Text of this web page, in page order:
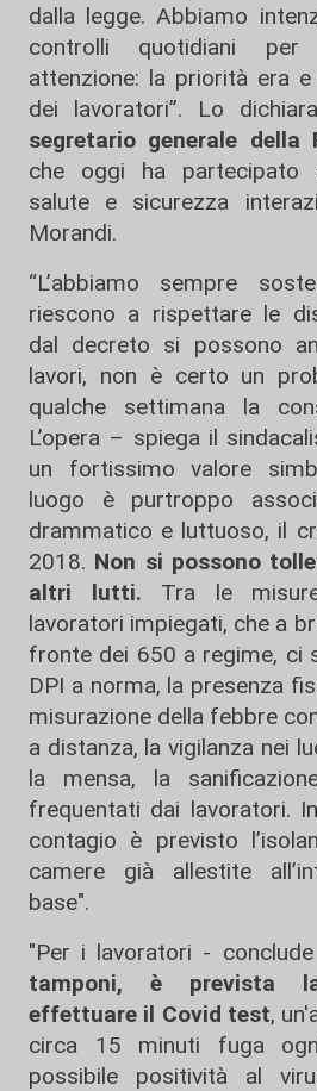
dalla legge. Abbiamo
controlli quotidiani
attenzione: la priorità era
dei lavoratori”. Lo dichiara
segretario generale della
che oggi ha partecipato
salute e sicurezza
Morandi.
“L’abbiamo sempre
riescono a rispettare le
dal decreto si possono
lavori, non è certo un
qualche settimana la
L’opera – spiega il
un fortissimo valore
luogo è purtroppo
drammatico e luttuoso, il
2018. Non si possono
altri lutti. Tra le
lavoratori impiegati, che a
fronte dei 650 a regime, ci
DPI a norma, la presenza
misurazione della febbre
a distanza, la vigilanza nei
la mensa, la
frequentati dai lavoratori.
contagio è previsto
camere già allestite
base".
"Per i lavoratori -
tamponi, è prevista
effettuare il Covid test,
circa 15 minuti fuga
possibile positività al